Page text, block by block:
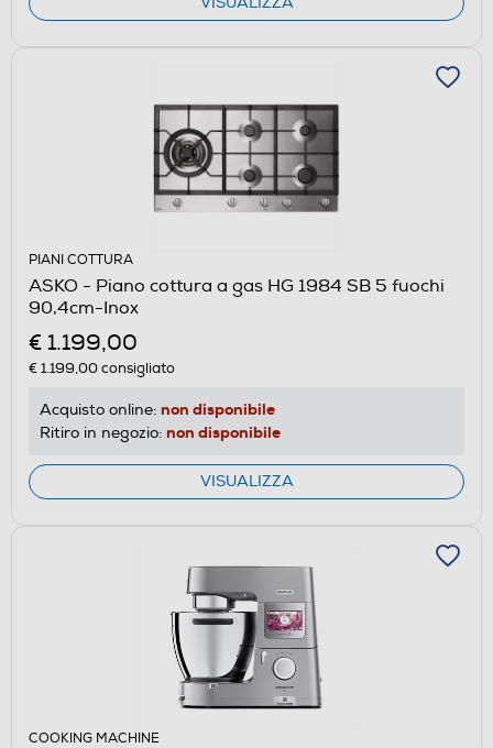
PIANI COTTURA
ASKO - Piano cottura a gas HG 1984 SB 5 fuochi
90,4cm-Inox
€ 1.199,00
€ 1.199,00consigliato
Acquisto online: non disponibile
Ritiro in negozio: non disponibile
VISUALIZZA
COOKING MACHINE